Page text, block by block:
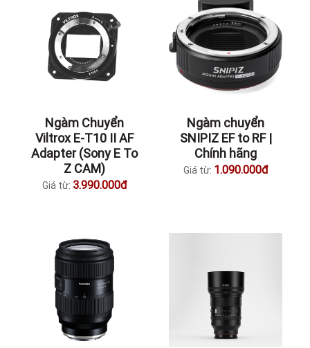
Ngàm Chuyển
Viltrox E-T10 II AF
Adapter (Sony E To
Z CAM)
Giá từ: 3.990.000đ
Ngàm chuyển
SNIPIZ EF to RF |
Chính hãng
Giá từ: 1.090.000đ